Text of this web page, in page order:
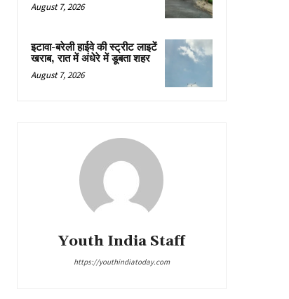
August 7, 2026
इटावा-बरेली हाईवे की स्ट्रीट लाइटें
खराब, रात में अंधेरे में डूबता शहर
August 7, 2026
Youth India Staff
https://youthindiatoday.com